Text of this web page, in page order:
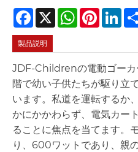
Facebook
X WhatsAppPinterest
製品説明
JDF-Childrenの電動ゴーカ
階で幼い子供たちが駆り立
います。私道を運転するか
かにかかわらず、電気カー
ることに焦点を当てます。
り、600ワットであり、親